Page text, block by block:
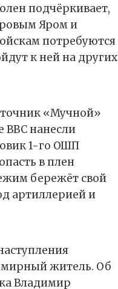
подчёркивает,
Яром и
потребуются
к ней на других
«Мучной»
ВВС нанесли
1-го ОШП
в плен
бережёт свой
артиллерией и
мирный житель. Об
Владимир